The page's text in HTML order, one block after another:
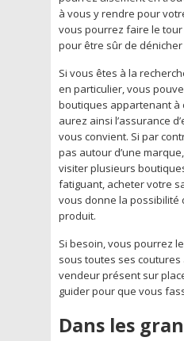
à vous y rendre pour
vous pourrez faire le
pour être sûr de
Si vous êtes à la
en particulier, vous
boutiques appartenant à
aurez ainsi l’assurance
vous convient. Si par
pas autour d’une
visiter plusieurs
fatiguant, acheter votre
vous donne la possibilité
produit.
Si besoin, vous pourrez
sous toutes ses coutures
vendeur présent sur
guider pour que vous
Dans les